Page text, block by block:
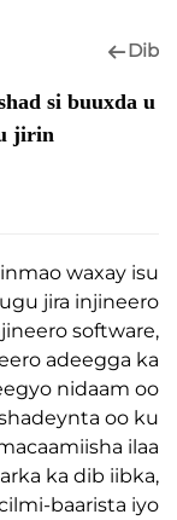
warshad si
ku jirin
2025
Xinmao
isugu jira
ah, injineero
injineero
adeegyo
naqshadeynta
ah ee
tababarka ka
eego cilmi-